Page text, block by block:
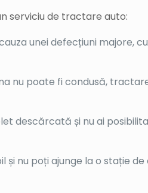
serviciu de tractare auto:
unei defecțiuni majore,
nu poate fi condusă,
descărcată și nu ai
și nu poți ajunge la o stație